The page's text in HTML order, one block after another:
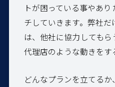
トが困っている事やあ
チしていきます。弊社
は、他社に協力してもら
代理店のような動きをす
どんなプランを立てる